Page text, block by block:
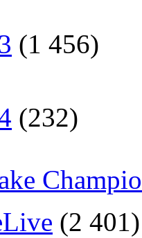
(1 456)
(232)
(2 401)